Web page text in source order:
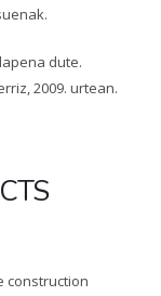
dute.
2009. urtean.
construction